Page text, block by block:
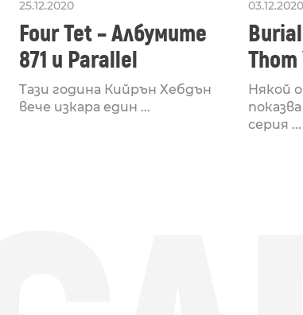
25.12.2020
Four Tet – Албумите
871 и Parallel
Тази година Кийрън Хебдън
вече изкара един ...
03.12.2020
Някой
серия ...